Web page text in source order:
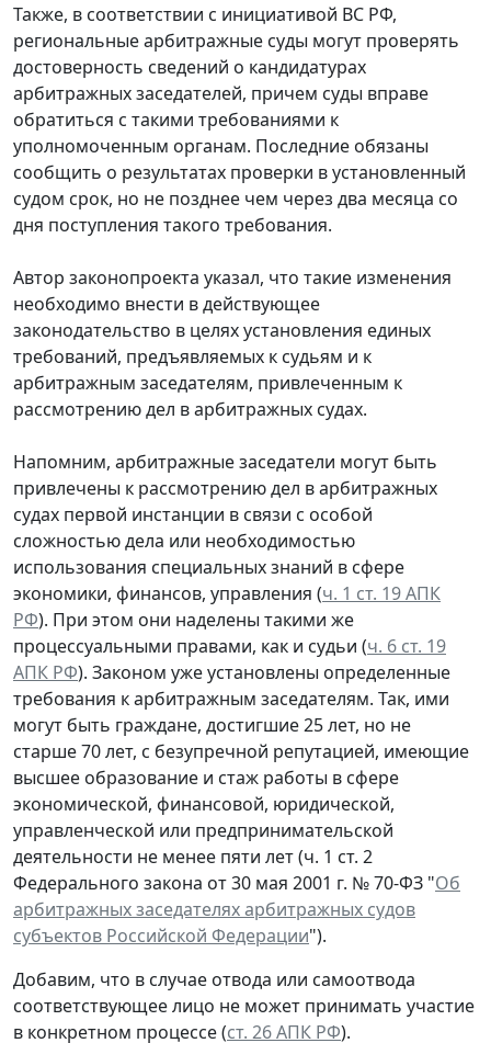
Также, в соответствии с инициативой ВС РФ,
региональные арбитражные суды могут проверять
достоверность сведений о кандидатурах
арбитражных заседателей, причем суды вправе
обратиться с такими требованиями к
уполномоченным органам. Последние обязаны
сообщить о результатах проверки в установленный
судом срок, но не позднее чем через два месяца со
дня поступления такого требования.
Автор законопроекта указал, что такие изменения
необходимо внести в действующее
законодательство в целях установления единых
требований, предъявляемых к судьям и к
арбитражным заседателям, привлеченным к
рассмотрению дел в арбитражных судах.
Напомним, арбитражные заседатели могут быть
привлечены к рассмотрению дел в арбитражных
судах первой инстанции в связи с особой
сложностью дела или необходимостью
использования специальных знаний в сфере
экономики, финансов, управления (ч. 1 ст. 19 АПК
РФ). При этом они наделены такими же
процессуальными правами, как и судьи (ч. 6 ст. 19
АПК РФ). Законом уже установлены определенные
требования к арбитражным заседателям. Так, ими
могут быть граждане, достигшие 25 лет, но не
старше 70 лет, с безупречной репутацией, имеющие
высшее образование и стаж работы в сфере
экономической, финансовой, юридической,
управленческой или предпринимательской
деятельности не менее пяти лет (ч. 1 ст. 2
Федерального закона от 30 мая 2001 г. № 70-ФЗ "Об
арбитражных заседателях арбитражных судов
субъектов Российской Федерации").
Добавим, что в случае отвода или самоотвода
соответствующее лицо не может принимать участие
в конкретном процессе (ст. 26 АПК РФ).